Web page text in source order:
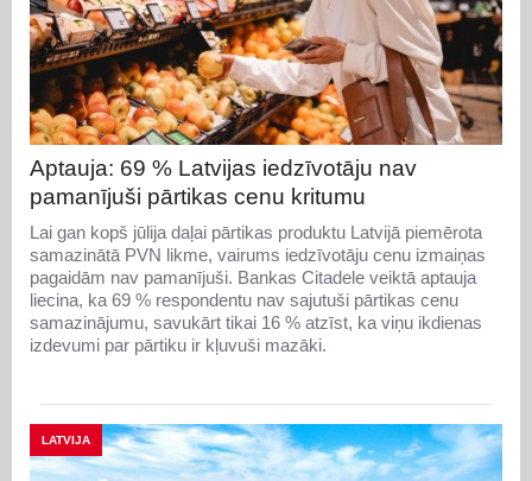
Aptauja: 69 % Latvijas iedzīvotāju nav
pamanījuši pārtikas cenu kritumu
Lai gan kopš jūlija daļai pārtikas produktu Latvijā piemērota
samazinātā PVN likme, vairums iedzīvotāju cenu izmaiņas
pagaidām nav pamanījuši. Bankas Citadele veiktā aptauja
liecina, ka 69 % respondentu nav sajutuši pārtikas cenu
samazinājumu, savukārt tikai 16 % atzīst, ka viņu ikdienas
izdevumi par pārtiku ir kļuvuši mazāki.
LATVIJA